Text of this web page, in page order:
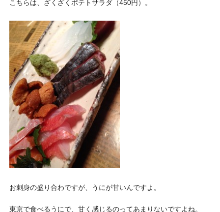
こちらは、ざくざくポテトサラダ（450円）。
お刺身の盛り合わですが、うにが甘いんですよ。
東京で食べるうにで、甘く感じるのってあまりないですよね。